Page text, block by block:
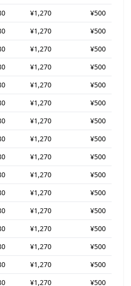
¥1,270
¥500
¥1,270
¥500
¥1,270
¥500
¥1,270
¥500
¥1,270
¥500
¥1,270
¥500
¥1,270
¥500
¥1,270
¥500
¥1,270
¥500
¥1,270
¥500
¥1,270
¥500
¥1,270
¥500
¥1,270
¥500
¥1,270
¥500
¥1,270
¥500
¥1,270 ¥500